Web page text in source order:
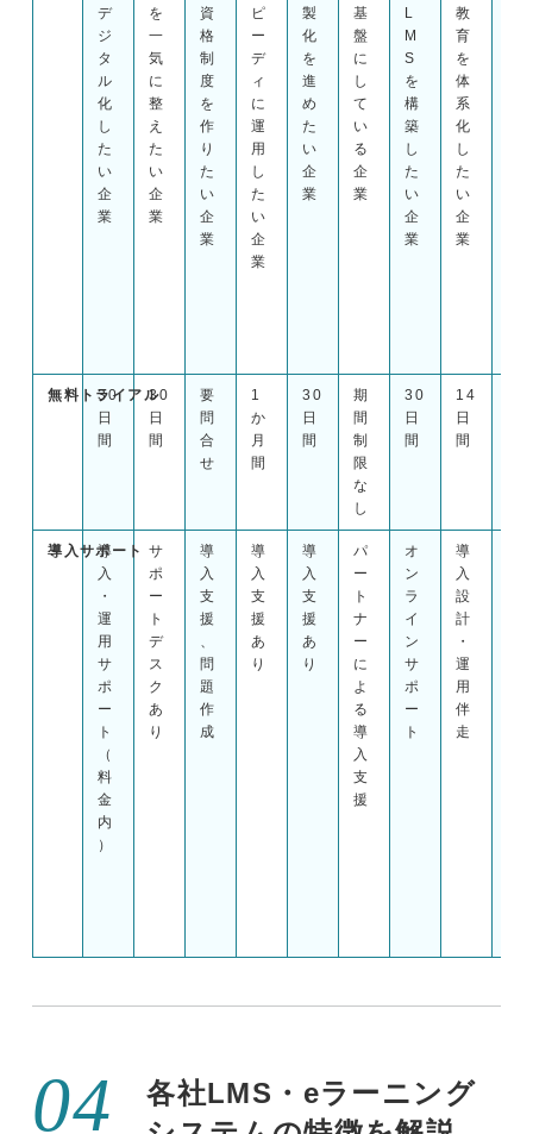
デ
ジ
タ
ル
化
し
た
い
企
業
を
一
気
に
整
え
た
い
企
業
資
格
制
度
を
作
り
た
い
企
業
ピ
ー
デ
ィ
に
運
用
し
た
い
企
業
製
化
を
進
め
た
い
企
業
基
盤
に
し
て
い
る
企
業
L
M
S
を
構
築
し
た
い
企
業
教
育
を
体
系
化
し
た
い
企
業
無料トライアル
30
日
間
30
日
間
要
問
合
せ
1
か
月
間
30
日
間
期
間
制
限
な
し
30
日
間
14
日
間
導入サポート
導
入
・
運
用
サ
ポ
ー
ト
（
料
金
内
）
サ
ポ
ー
ト
デ
ス
ク
あ
り
導
入
支
援
問
題
作
成
導
入
支
援
あ
り
導
入
支
援
あ
り
パ
ー
ト
ナ
ー
に
よ
る
導
入
支
援
オ
ン
ラ
イ
ン
サ
ポ
ー
ト
導
入
設
計
・
運
用
伴
走
各社LMS・eラーニング